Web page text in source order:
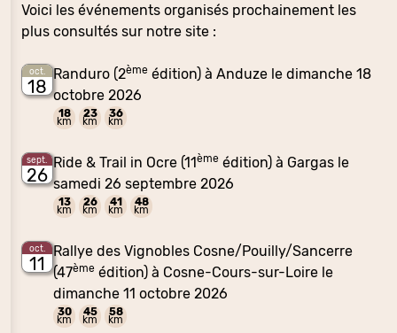
Voici les événements organisés prochainement les
plus consultés sur notre site :
oct.
18
Randuro (2ème édition) à Anduze le dimanche 18
octobre 2026
18
km
23
km
36
km
sept.
26
Ride & Trail in Ocre (11ème édition) à Gargas le
samedi 26 septembre 2026
13
km
26
km
41
km
48
km
oct.
11
Rallye des Vignobles Cosne/Pouilly/Sancerre
(47ème édition) à Cosne-Cours-sur-Loire le
dimanche 11 octobre 2026
30
km
45
km
58
km